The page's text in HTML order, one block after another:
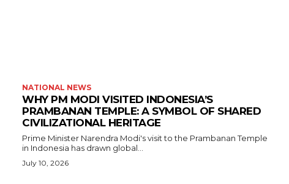
NATIONAL NEWS
WHY PM MODI VISITED INDONESIA’S
PRAMBANAN TEMPLE: A SYMBOL OF SHARED
CIVILIZATIONAL HERITAGE
Prime Minister Narendra Modi's visit to the Prambanan Temple
in Indonesia has drawn global...
July 10, 2026